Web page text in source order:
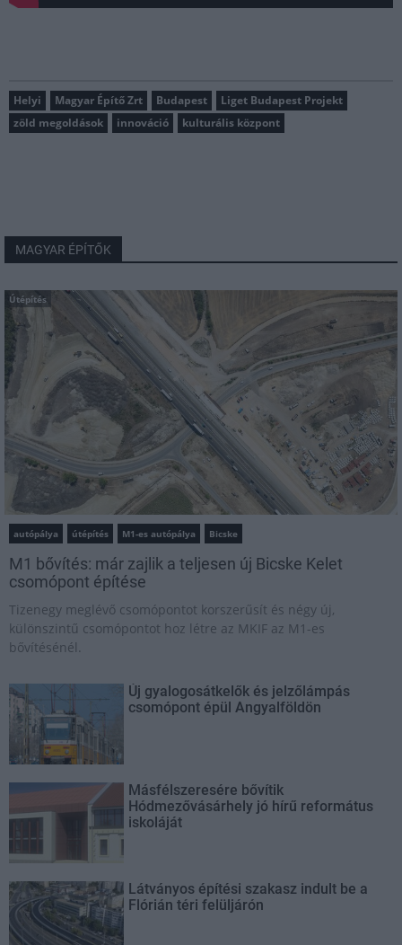
Helyi Magyar Építő Zrt Budapest
Liget Budapest Projekt
zöld megoldások
innováció kulturális központ
MAGYAR ÉPÍTŐK
Útépítés
autópálya útépítés M1-es autópálya Bicske
M1 bővítés: már zajlik a teljesen új Bicske Kelet
csomópont építése
Tizenegy meglévő csomópontot korszerűsít és négy új,
különszintű csomópontot hoz létre az MKIF az M1-es
bővítésénél.
Új gyalogosátkelők és jelzőlámpás
csomópont épül Angyalföldön
Másfélszeresére bővítik
Hódmezővásárhely jó hírű református
iskoláját
Látványos építési szakasz indult be a
Flórián téri felüljárón